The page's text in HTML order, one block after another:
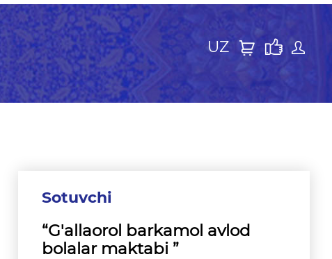
UZ
Sotuvchi
“G'allaorol barkamol avlod
bolalar maktabi ”